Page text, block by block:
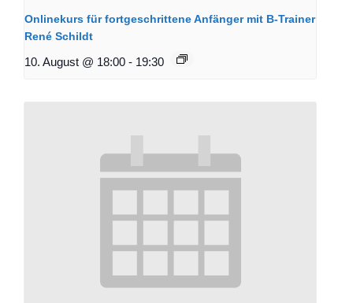
Onlinekurs für fortgeschrittene Anfänger mit B-Trainer
René Schildt
10. August @ 18:00 - 19:30